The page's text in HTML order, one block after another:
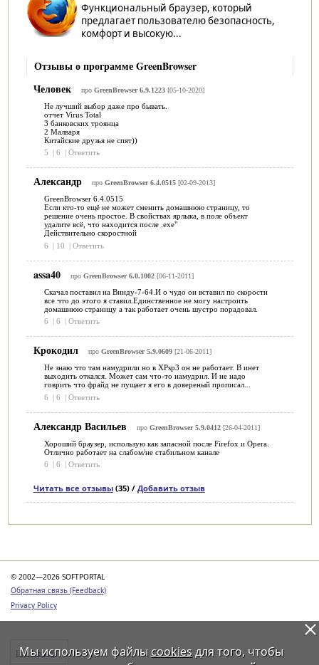
Функциональный браузер, который
предлагает пользователю безопасность,
комфорт и высокую...
Отзывы о программе GreenBrowser
Человек
про GreenBrowser 6.9.1223[05-10-2020]
Не лучший выбор даже про бывать.
отчет Virus Total
3 банковских троянца
2 Малваря
Китайские друзья не спят))
5
6 Ответить
Александр про GreenBrowser 6.4.0515[02-09-2013]
GreenBrowser 6.4.0515
Если кто-то ещё не может сменить домашнюю страницу, то
решение очень простое. В свойствах ярлыка, в поле объект
удалите всё, что находится после .exe"
Действительно скоростной
6
| 10 | Ответить
assa40 про GreenBrowser 6.0.1002[06-11-2011]
Скачал поставил на Винду-7-64.И о чудо он вставил по скорости
все что до этого я ставил.Единственное не могу настроить
домашнюю страницу а так работает очень шустро порадовал.
6
6 Ответить
Крокодил про GreenBrowser 5.9.0609[21-06-2011]
Не знаю что там намудрили но в ХРsp3 он не работает. В инет
выходить откался. Может сам что-то намудрил. И не надо
говрить что фрайд не пущает я его в довереный прописал...
6
| 6 | Ответить
Александр Васильев про GreenBrowser 5.9.0412[26-04-2011]
Хороший браузер, использую как запасной после Firefox и Opera.
Отлично работает на слабом/не стабильном канале
6
6 Ответить
Читать все отзывы(35) / Добавить отзыв
© 2002—2026 SOFTPORTAL
Обратная связь (Feedback)
Privacy Policy
Программы
Мы используем файлы cookiesдля того, чтобы